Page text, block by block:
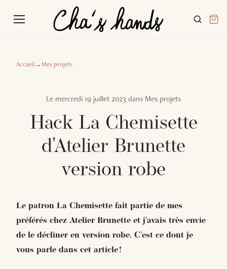
Accueil→Mes projets
Le mercredi 19 juillet 2023 dans Mes projets
Hack La Chemisette
d'Atelier Brunette
version robe
Le patron La Chemisette fait partie de mes
préférés chez Atelier Brunette et j'avais très envie
de le décliner en version robe. C'est ce dont je
vous parle dans cet article !